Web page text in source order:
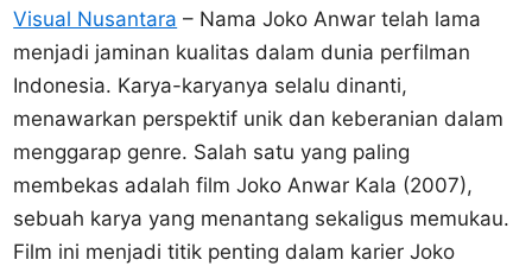
Visual Nusantara – Nama Joko Anwar telah lama
menjadi jaminan kualitas dalam dunia perfilman
Indonesia. Karya-karyanya selalu dinanti,
menawarkan perspektif unik dan keberanian dalam
menggarap genre. Salah satu yang paling
membekas adalah film Joko Anwar Kala (2007),
sebuah karya yang menantang sekaligus memukau.
Film ini menjadi titik penting dalam karier Joko